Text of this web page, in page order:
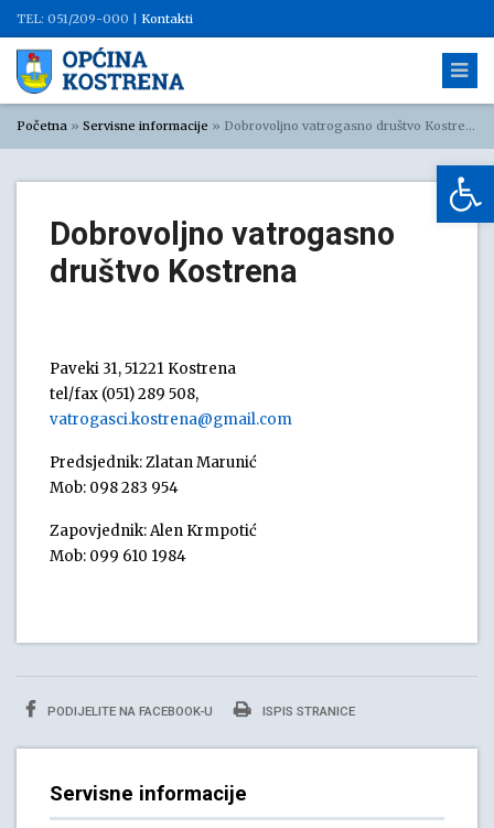
TEL: 051/209-000 | Kontakti
Početna » Servisne informacije » Dobrovoljno vatrogasno društvo Kostrena
Dobrovoljno vatrogasno
društvo Kostrena
Paveki 31, 51221 Kostrena
tel/fax (051) 289 508,
vatrogasci.kostrena@gmail.com
Predsjednik: Zlatan Marunić
Mob: 098 283 954
Zapovjednik: Alen Krmpotić
Mob: 099 610 1984
PODIJELITE NA FACEBOOK-U ISPIS STRANICE
Servisne informacije